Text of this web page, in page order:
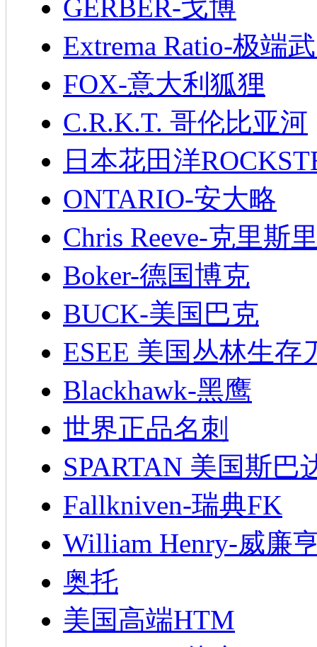
GERBER-戈博
Extrema Ratio-极端
FOX-意大利狐狸
C.R.K.T. 哥伦比亚河
日本花田洋
ONTARIO-安大略
Chris Reeve-克里斯
Boker-德国博克
BUCK-美国巴克
ESEE 美国丛林生存
Blackhawk-黑鹰
世界正品名刺
SPARTAN 美国斯巴
Fallkniven-瑞典FK
William Henry-威廉
奥托
美国高端HTM